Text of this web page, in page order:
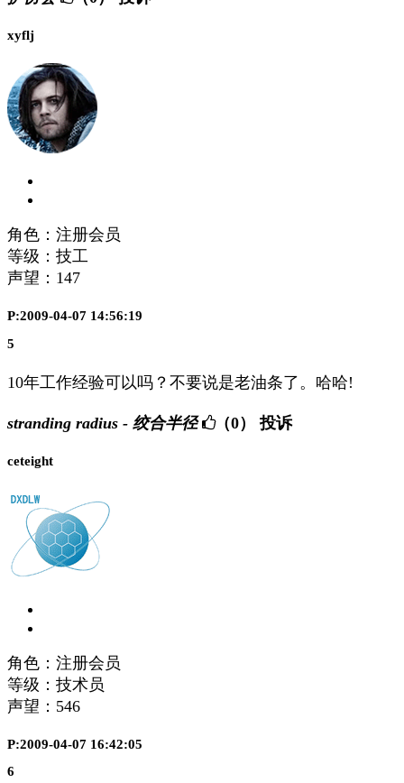
xyflj
角色：注册会员
等级：技工
声望： 147
P:2009-04-07 14:56:19
5
10年工作经验可以吗？不要说是老油条了。哈哈!
stranding radius - 绞合半径 （0） 投诉
ceteight
角色：注册会员
等级：技术员
声望： 546
P:2009-04-07 16:42:05
6